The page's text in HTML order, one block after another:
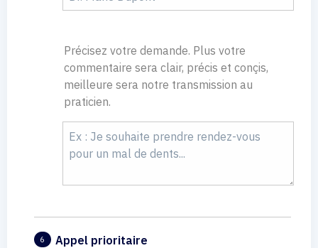
Précisez votre demande. Plus votre
commentaire sera clair, précis et conçis,
meilleure sera notre transmission au
praticien.
6 Appel prioritaire